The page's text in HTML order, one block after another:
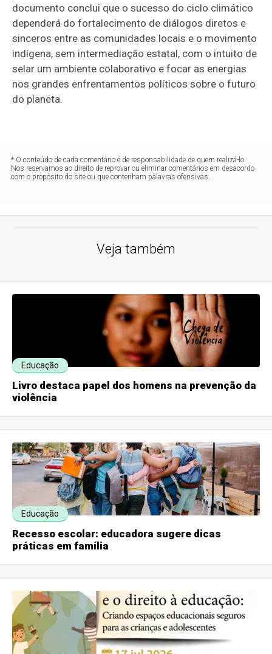
documento conclui que o sucesso do ciclo climático
dependerá do fortalecimento de diálogos diretos e
sinceros entre as comunidades locais e o movimento
indígena, sem intermediação estatal, com o intuito de
selar um ambiente colaborativo e focar as energias
nos grandes enfrentamentos políticos sobre o futuro
do planeta.
* O conteúdo de cada comentário é de responsabilidade de quem realizá-lo.
Nos reservamos ao direito de reprovar ou eliminar comentários em desacordo
com o propósito do site ou que contenham palavras ofensivas.
Veja também
Educação
Livro destaca papel dos homens na prevenção da
violência
Educação
Recesso escolar: educadora sugere dicas
práticas em família